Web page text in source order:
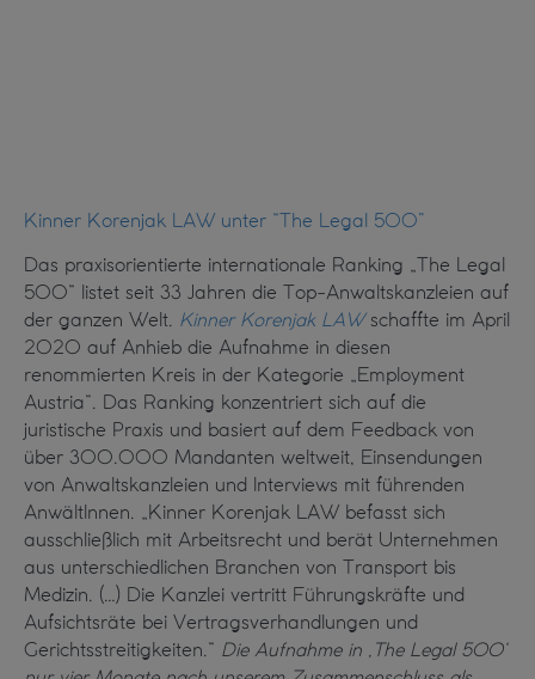
Kinner Korenjak LAW unter “The Legal 500”
Das praxisorientierte internationale Ranking „The Legal
500“ listet seit 33 Jahren die Top-Anwaltskanzleien auf
der ganzen Welt. Kinner Korenjak LAWschaffte im April
2020 auf Anhieb die Aufnahme in diesen
renommierten Kreis in der Kategorie „Employment
Austria“. Das Ranking konzentriert sich auf die
juristische Praxis und basiert auf dem Feedback von
über 300.000 Mandanten weltweit, Einsendungen
von Anwaltskanzleien und Interviews mit führenden
AnwältInnen. „Kinner Korenjak LAW befasst sich
ausschließlich mit Arbeitsrecht und berät Unternehmen
aus unterschiedlichen Branchen von Transport bis
Medizin. (…) Die Kanzlei vertritt Führungskräfte und
Aufsichtsräte bei Vertragsverhandlungen und
Gerichtsstreitigkeiten.“ Die Aufnahme in ‚The Legal 500‘